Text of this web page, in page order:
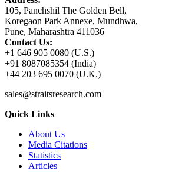
105, Panchshil The Golden Bell,
Koregaon Park Annexe, Mundhwa,
Pune, Maharashtra 411036
Contact Us:
+1 646 905 0080 (U.S.)
+91 8087085354 (India)
+44 203 695 0070 (U.K.)
sales@straitsresearch.com
Quick Links
About Us
Media Citations
Statistics
Articles